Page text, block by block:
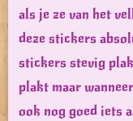
als je ze van het
deze stickers
stickers stevig
plakt maar
ook nog goed iets